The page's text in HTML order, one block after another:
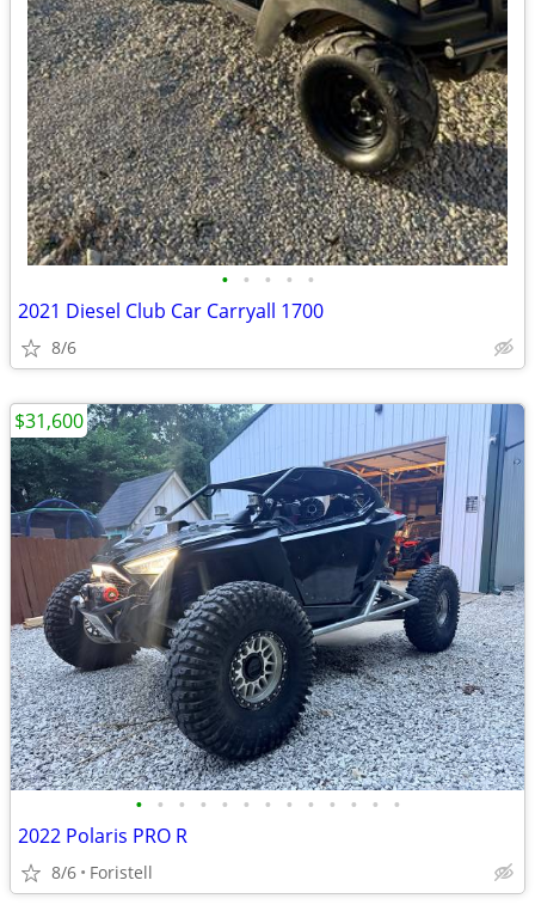
• • • • •
2021 Diesel Club Car Carryall 1700
8/6
• • • • • • • • • • • • •
2022 Polaris PRO R
8/6 Foristell
$31,600